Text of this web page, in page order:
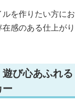
を作りたい方に
感のある仕上がり
び心あふれ